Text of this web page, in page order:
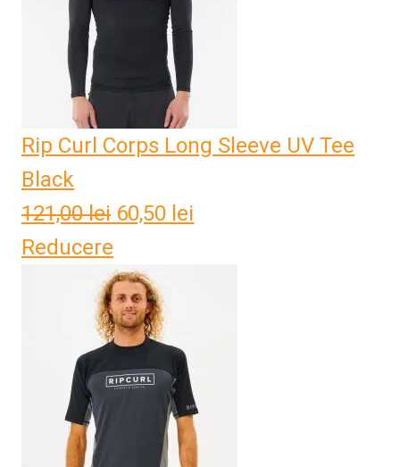
Rip Curl Corps Long Sleeve UV Tee
Black
121,00lei Prețul
a
fost:
121,00 lei.
60,50 lei
Reducere